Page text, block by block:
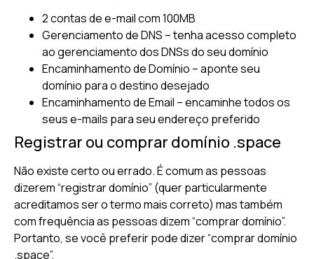
2 contas de e-mail com 100MB
Gerenciamento de DNS – tenha acesso completo
ao gerenciamento dos DNSs do seu domínio
Encaminhamento de Domínio – aponte seu
domínio para o destino desejado
Encaminhamento de Email – encaminhe todos os
seus e-mails para seu endereço preferido
Registrar ou comprar domínio .space
Não existe certo ou errado. É comum as pessoas
dizerem “registrar domínio” (quer particularmente
acreditamos ser o termo mais correto) mas também
com frequência as pessoas dizem “comprar domínio”.
Portanto, se você preferir pode dizer “comprar domínio
.space”.